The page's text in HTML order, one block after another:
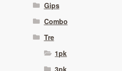
Gips
Combo
Tre
1pk
3pk